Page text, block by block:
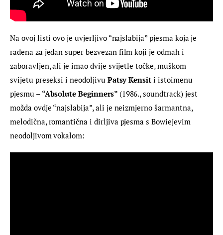
Na ovoj listi ovo je uvjerljivo “najslabija” pjesma koja je
rađena za jedan super bezvezan film koji je odmah i
zaboravljen, ali je imao dvije svijetle točke, muškom
svijetu preseksi i neodoljivu Patsy Kensit i istoimenu
pjesmu – “Absolute Beginners” (1986., soundtrack) jest
možda ovdje “najslabija”, ali je neizmjerno šarmantna,
melodična, romantična i dirljiva pjesma s Bowiejevim
neodoljivom vokalom: